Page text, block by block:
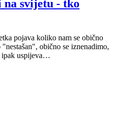
svijetu - tko
pojava koliko nam se obično
obično se iznenadimo,
ipak uspijeva…